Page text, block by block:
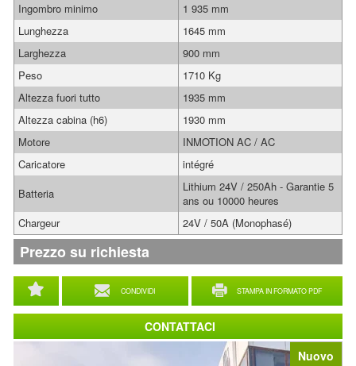
Nuovo
CONDIVIDI STAMPA IN FORMATO PDF
Ingombro minimo
1 935 mm
Lunghezza
1645 mm
Larghezza
900 mm
Peso
1710 Kg
Altezza fuori tutto
1935 mm
Altezza cabina (h6)
1930 mm
Motore
INMOTION AC / AC
Caricatore
intégré
Batteria
Lithium 24V / 250Ah - Garantie 5
ans ou 10000 heures
Chargeur
24V / 50A (Monophasé)
Prezzo su richiesta
CONTATTACI